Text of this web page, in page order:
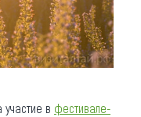
в фестивале-